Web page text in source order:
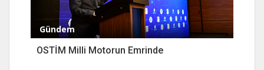
Gündem
OSTİM Milli Motorun Emrinde